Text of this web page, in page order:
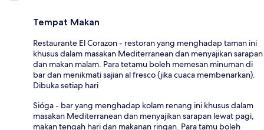
Tempat Makan
Restaurante El Corazon - restoran yang menghadap taman ini
khusus dalam masakan Mediterranean dan menyajikan sarapan
dan makan malam. Para tetamu boleh memesan minuman di
bar dan menikmati sajian al fresco (jika cuaca membenarkan).
Dibuka setiap hari
Sióga - bar yang menghadap kolam renang ini khusus dalam
masakan Mediterranean dan menyajikan sarapan lewat pagi,
makan tengah hari dan makanan ringan. Para tamu boleh